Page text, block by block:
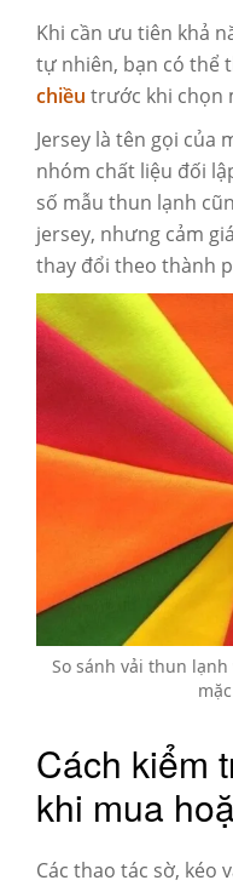
Khi cần ưu tiên khả
tự nhiên, bạn có thể
chiều trước khi chọn
Jersey là tên gọi của
nhóm chất liệu đối
số mẫu thun lạnh
jersey, nhưng cảm
thay đổi theo thành
So sánh vải thun
Cách kiểm
khi mua
Các thao tác sờ, kéo